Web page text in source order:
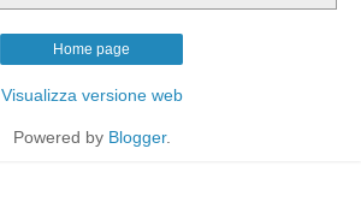
Home page
Visualizza versione web
Powered by Blogger.